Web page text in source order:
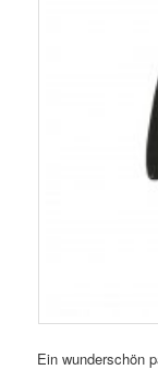
Ein wunderschön